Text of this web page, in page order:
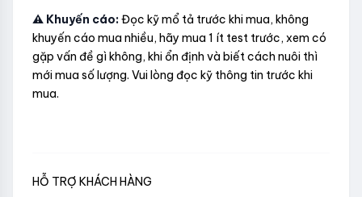
⚠️ Khuyến cáo:Đọc kỹ mổ tả trước khi mua, không
khuyến cáo mua nhiều, hãy mua 1 ít test trước, xem có
gặp vấn đề gì không, khi ổn định và biết cách nuôi thì
mới mua số lượng. Vui lòng đọc kỹ thông tin trước khi
mua.
HỖ TRỢ KHÁCH HÀNG